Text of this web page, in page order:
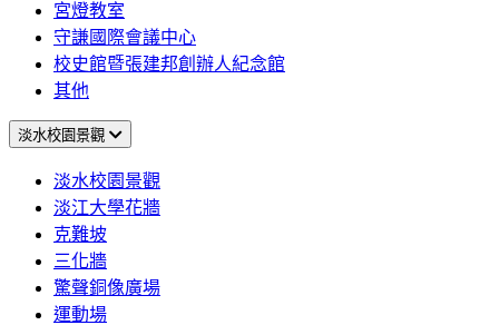
宮燈教室
守謙國際會議中心
校史館暨張建邦創辦人紀念館
其他
淡水校園景觀
淡水校園景觀
淡江大學花牆
克難坡
三化牆
驚聲銅像廣場
運動場